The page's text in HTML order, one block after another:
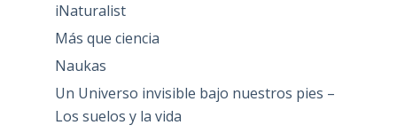
iNaturalist
Más que ciencia
Naukas
Un Universo invisible bajo nuestros pies –
Los suelos y la vida